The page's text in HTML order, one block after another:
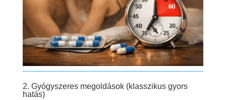
2. Gyógyszeres megoldások (klasszikus gyors
hatás)